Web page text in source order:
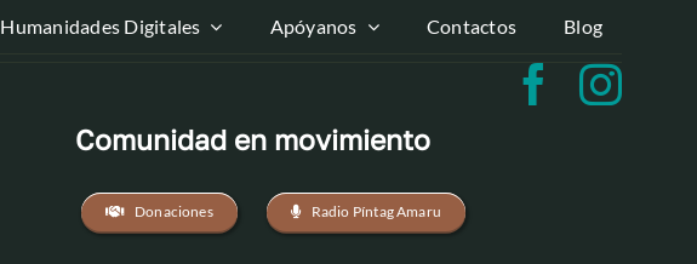
Humanidades Digitales Apóyanos Contactos Blog
Comunidad en movimiento
Donaciones Radio Píntag Amaru